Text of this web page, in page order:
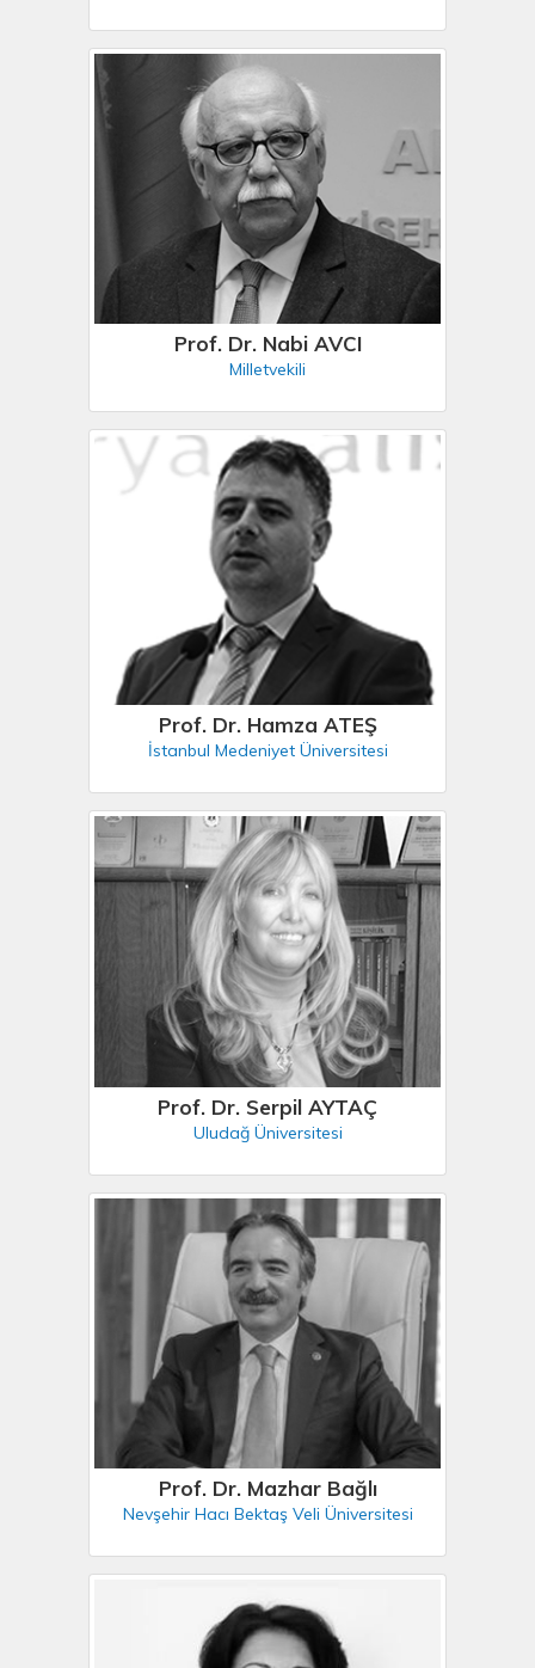
Prof. Dr. Nabi AVCI
Milletvekili
Prof. Dr. Hamza ATEŞ
İstanbul Medeniyet Üniversitesi
Prof. Dr. Serpil AYTAÇ
Uludağ Üniversitesi
Prof. Dr. Mazhar Bağlı
Nevşehir Hacı Bektaş Veli Üniversitesi